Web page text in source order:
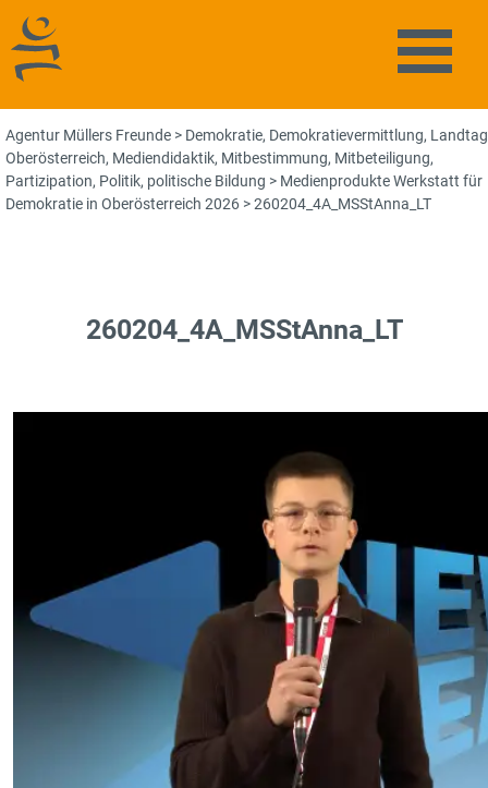
Agentur Müllers Freunde
Agentur Müllers Freunde > Demokratie, Demokratievermittlung, Landtag
Oberösterreich, Mediendidaktik, Mitbestimmung, Mitbeteiligung,
Partizipation, Politik, politische Bildung > Medienprodukte Werkstatt für
Demokratie in Oberösterreich 2026 >260204_4A_MSStAnna_LT
260204_4A_MSStAnna_LT